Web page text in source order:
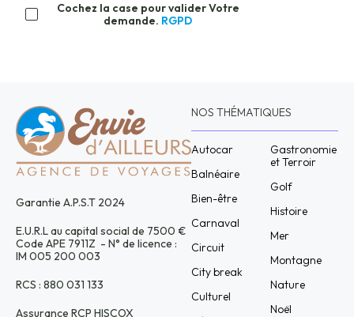
Cochez la case pour valider Votre
demande. RGPD
Garantie A.P.S.T 2024
E.U.R.L au capital social de 7500 €
Code APE 7911Z - N° de licence :
IM 005 200 003
RCS : 880 031 133
Assurance RCP HISCOX
NOS THÉMATIQUES
Autocar
Balnéaire
Bien-être
Carnaval
Circuit
City break
Culturel
Gastronomie
et Terroir
Golf
Histoire
Mer
Montagne
Nature
Noël